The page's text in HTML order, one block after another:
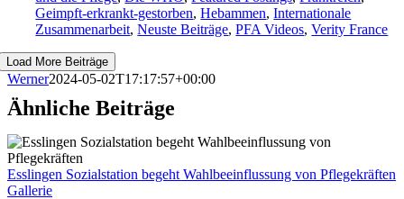
Geimpft-erkrankt-gestorben,Hebammen,Internationale
Zusammenarbeit,Neuste Beiträge,PFA Videos,Verity France
Load More Beiträge
Werner2024-05-02T17:17:57+00:00
Ähnliche Beiträge
Esslingen Sozialstation begeht Wahlbeeinflussung von Pflegekräften
Gallerie